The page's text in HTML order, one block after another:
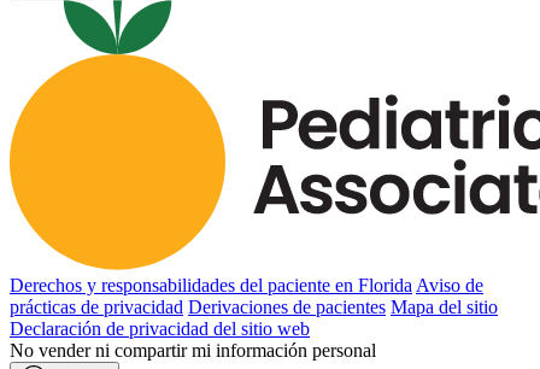
Derechos y responsabilidades del paciente en Florida Aviso de
prácticas de privacidad Derivaciones de pacientes Mapa del sitio
Declaración de privacidad del sitio web
No vender ni compartir mi información personal